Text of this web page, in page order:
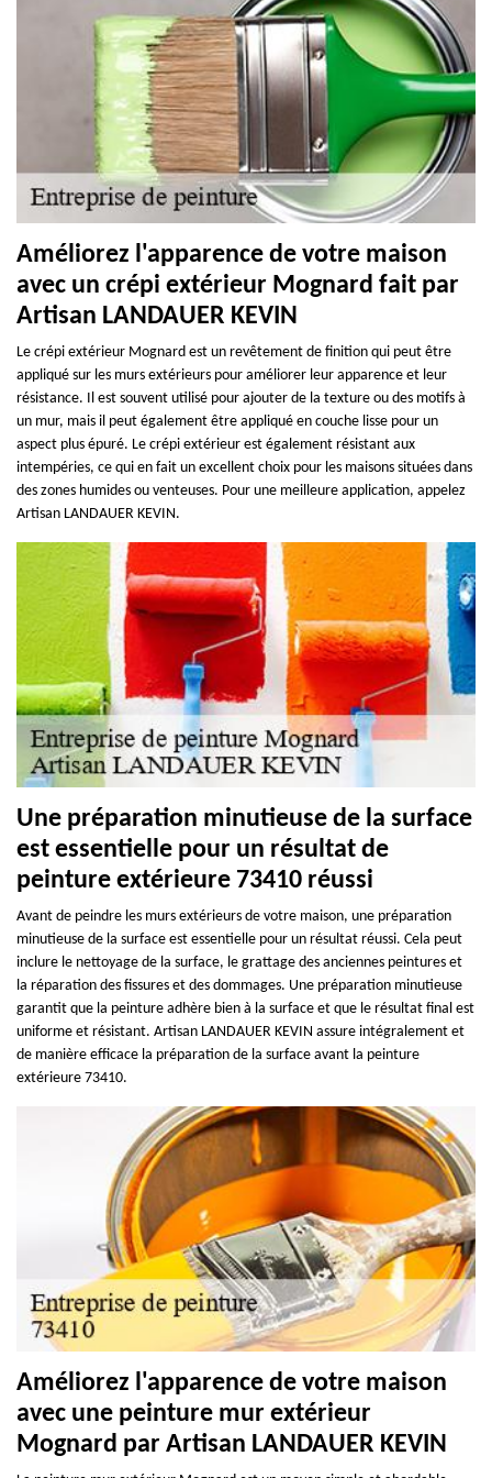
Améliorez l'apparence de votre maison
avec un crépi extérieur Mognard fait par
Artisan LANDAUER KEVIN
Le crépi extérieur Mognard est un revêtement de finition qui peut être
appliqué sur les murs extérieurs pour améliorer leur apparence et leur
résistance. Il est souvent utilisé pour ajouter de la texture ou des motifs à
un mur, mais il peut également être appliqué en couche lisse pour un
aspect plus épuré. Le crépi extérieur est également résistant aux
intempéries, ce qui en fait un excellent choix pour les maisons situées dans
des zones humides ou venteuses. Pour une meilleure application, appelez
Artisan LANDAUER KEVIN.
Une préparation minutieuse de la surface
est essentielle pour un résultat de
peinture extérieure 73410 réussi
Avant de peindre les murs extérieurs de votre maison, une préparation
minutieuse de la surface est essentielle pour un résultat réussi. Cela peut
inclure le nettoyage de la surface, le grattage des anciennes peintures et
la réparation des fissures et des dommages. Une préparation minutieuse
garantit que la peinture adhère bien à la surface et que le résultat final est
uniforme et résistant. Artisan LANDAUER KEVIN assure intégralement et
de manière efficace la préparation de la surface avant la peinture
extérieure 73410.
Améliorez l'apparence de votre maison
avec une peinture mur extérieur
Mognard par Artisan LANDAUER KEVIN